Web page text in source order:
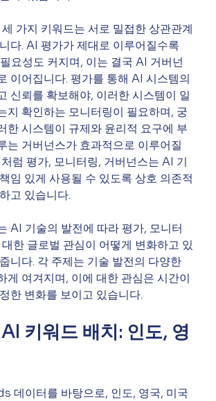
가지 키워드는 서로 밀접한 상관관계
다. AI 평가가 제대로 이루어질수록
요성도 커지며, 이는 결국 AI 거버넌
이어집니다. 평가를 통해 AI 시스템의
신뢰를 확보해야, 이러한 시스템이 일
지 확인하는 모니터링이 필요하며, 궁
한 시스템이 규제와 윤리적 요구에 부
는 거버넌스가 효과적으로 이루어질
럼 평가, 모니터링, 거버넌스는 AI 기
임 있게 사용될 수 있도록 상호 의존적
고 있습니다.
AI 기술의 발전에 따라 평가, 모니터
한 글로벌 관심이 어떻게 변화하고 있
니다. 각 주제는 기술 발전의 다양한
게 여겨지며, 이에 대한 관심은 시간이
한 변화를 보이고 있습니다.
키워드 배치: 인도, 영
데이터를 바탕으로, 인도, 영국, 미국